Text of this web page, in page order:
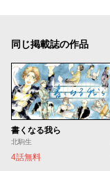
同じ掲載誌の作品
書くなる我ら
北駒生
4話無料